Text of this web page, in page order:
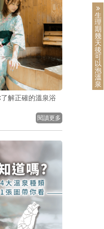
解正確的溫泉浴
閱讀更多
生
理
期
幾
天
後
可
以
泡
溫
泉